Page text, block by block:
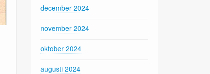
december 2024
november 2024
oktober 2024
augusti 2024